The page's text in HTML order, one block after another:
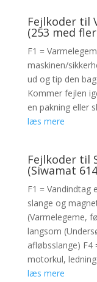
Fejlkoder til
(253 med
F1 =
maskinen/
ud og tip den
Kommer fejlen
en pakning eller
læs mere
Fejlkoder til
(Siwamat
F1 = Vandindtag
slange og
(Varmelegeme,
langsom
afløbsslange)
motorkul,
læs mere